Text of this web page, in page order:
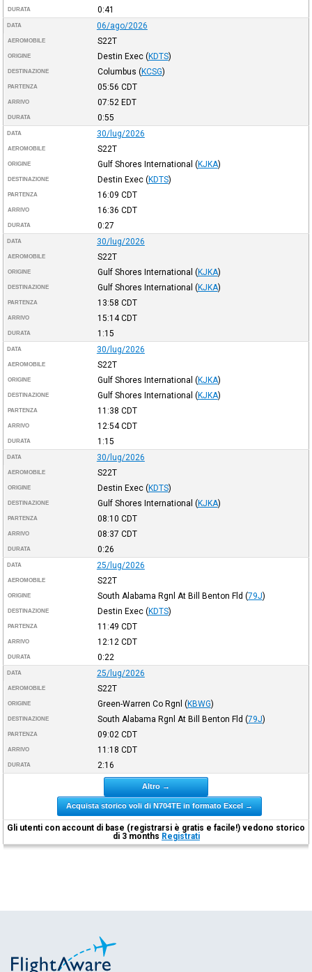
DURATA 0:41
DATA 06/ago/2026
AEROMOBILE S22T
ORIGINE Destin Exec (KDTS)
DESTINAZIONE Columbus (KCSG)
PARTENZA 05:56 CDT
ARRIVO 07:52 EDT
DURATA 0:55
DATA 30/lug/2026
AEROMOBILE S22T
ORIGINE Gulf Shores International (KJKA)
DESTINAZIONE Destin Exec (KDTS)
PARTENZA 16:09 CDT
ARRIVO 16:36 CDT
DURATA 0:27
DATA 30/lug/2026
AEROMOBILE S22T
ORIGINE Gulf Shores International (KJKA)
DESTINAZIONE Gulf Shores International (KJKA)
PARTENZA 13:58 CDT
ARRIVO 15:14CDT
DURATA 1:15
DATA 30/lug/2026
AEROMOBILE S22T
ORIGINE Gulf Shores International (KJKA)
DESTINAZIONE Gulf Shores International (KJKA)
PARTENZA 11:38 CDT
ARRIVO 12:54CDT
DURATA 1:15
DATA 30/lug/2026
AEROMOBILE S22T
ORIGINE Destin Exec (KDTS)
DESTINAZIONE Gulf Shores International (KJKA)
PARTENZA 08:10 CDT
ARRIVO 08:37 CDT
DURATA 0:26
DATA 25/lug/2026
AEROMOBILE S22T
ORIGINE South Alabama Rgnl At Bill Benton Fld (79J)
DESTINAZIONE Destin Exec (KDTS)
PARTENZA 11:49 CDT
ARRIVO 12:12 CDT
DURATA 0:22
DATA 25/lug/2026
AEROMOBILE S22T
ORIGINE Green-Warren Co Rgnl (KBWG)
DESTINAZIONE South Alabama Rgnl At Bill Benton Fld (79J)
PARTENZA 09:02 CDT
ARRIVO 11:18 CDT
DURATA 2:16
Altro →
Acquista storico voli di N704TE in formato Excel →
Gli utenti con account di base (registrarsi è gratis e facile!) vedono storico
di 3 months Registrati